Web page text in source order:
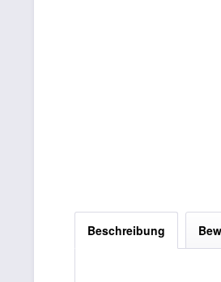
Beschreibung